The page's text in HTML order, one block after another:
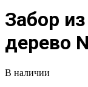
Забор
дерево
В наличии